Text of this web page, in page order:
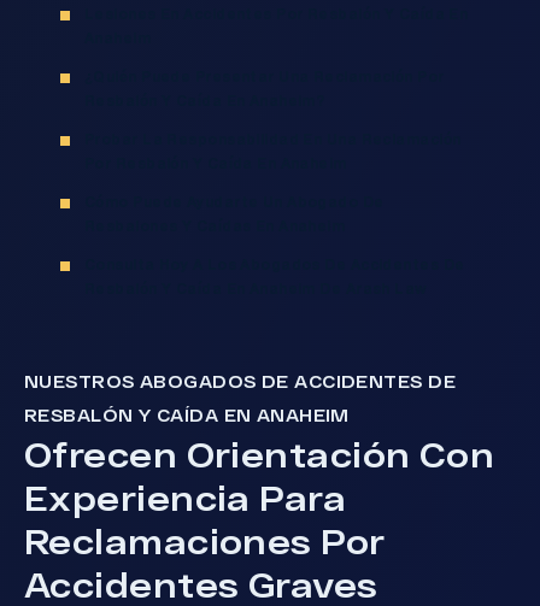
NUESTROS ABOGADOS DE ACCIDENTES DE
RESBALÓN Y CAÍDA EN ANAHEIM
Ofrecen Orientación Con
Experiencia Para
Reclamaciones Por
Accidentes Graves